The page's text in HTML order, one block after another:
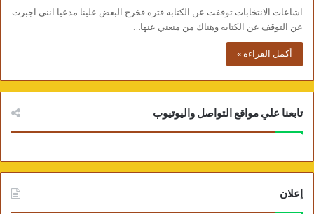
اشاعات الانتخابات توقفت عن الكتابه فتره فخرج البعض علينا مدعيا انني اجبرت
عن التوقف عن الكتابه وهناك من منعني عنها…
أكمل القراءة »
تابعنا علي مواقع التواصل واليوتيوب
إعلان